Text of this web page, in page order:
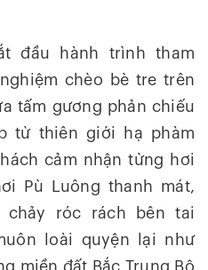
đầu hành trình tham
chèo bè tre trên
tấm gương phản chiếu
từ thiên giới hạ phàm
cảm nhận từng hơi
Pù Luông thanh mát,
chảy róc rách bên tai
loài quyện lại như
miền đất Bắc Trung Bộ